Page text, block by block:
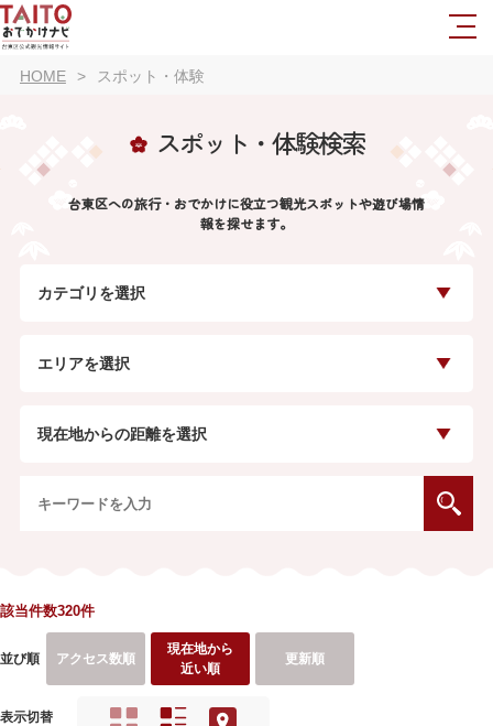
HOME スポット・体験
スポット・体験検索
台東区への旅行・おでかけに役立つ観光スポットや遊び場情
報を探せます。
カテゴリを選択
エリアを選択
現在地からの距離を選択
該当件数320件
並び順 アクセス数順
現在地から
近い順
更新順
表示切替